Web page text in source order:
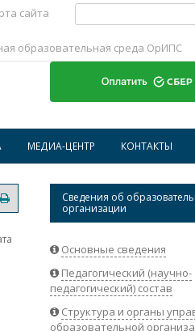
сайта Найти:
образовательная среда ОрИПС
МЕДИА-ЦЕНТР
НОВОСТИ
СТУДЕНТАМ
НАУКА
КОНТАКТЫ
Сведения об
организации
Основные сведения
Педагогический (научно-
педагогический) состав
Структура и органы
образовательной